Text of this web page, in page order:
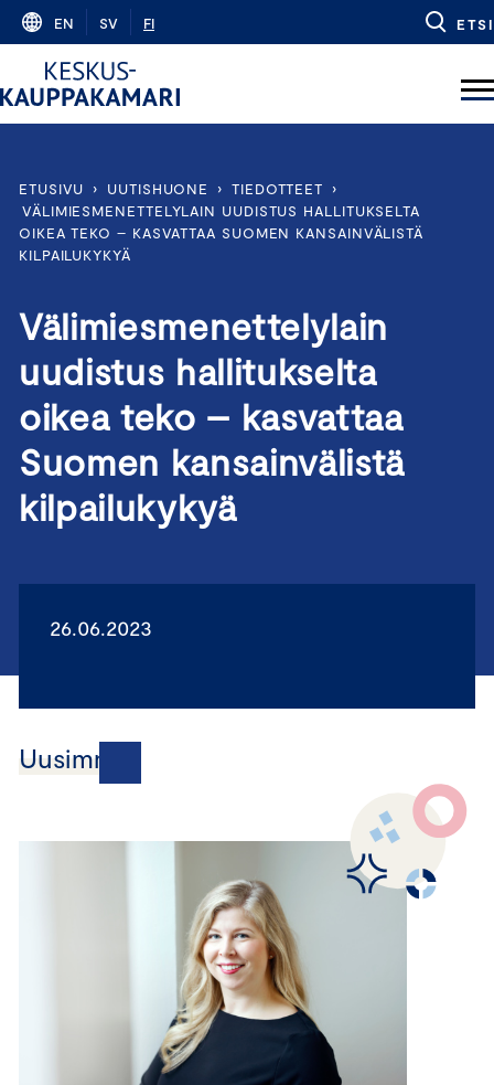
Skip
content
EN SV FI ETSI
ETUSIVU › UUTISHUONE › TIEDOTTEET
›
VÄLIMIESMENETTELYLAIN UUDISTUS HALLITUKSELTA
OIKEA TEKO – KASVATTAA SUOMEN KANSAINVÄLISTÄ
KILPAILUKYKYÄ
Välimiesmenettelylain
uudistus hallitukselta
oikea teko – kasvattaa
Suomen kansainvälistä
kilpailukykyä
26.06.2023
Uusimmat